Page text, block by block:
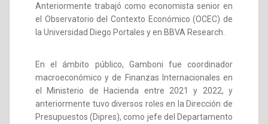
Anteriormente trabajó como economista senior en
el Observatorio del Contexto Económico (OCEC) de
la Universidad Diego Portales y en BBVA Research.
En el ámbito público, Gamboni fue coordinador
macroeconómico y de Finanzas Internacionales en
el Ministerio de Hacienda entre 2021 y 2022, y
anteriormente tuvo diversos roles en la Dirección de
Presupuestos (Dipres), como jefe del Departamento